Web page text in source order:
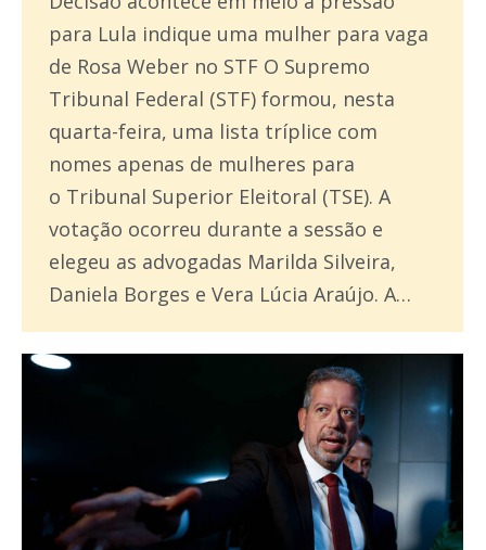
para Lula indique uma mulher para vaga
de Rosa Weber no STF O Supremo
Tribunal Federal (STF) formou, nesta
quarta-feira, uma lista tríplice com
nomes apenas de mulheres para
o Tribunal Superior Eleitoral (TSE). A
votação ocorreu durante a sessão e
elegeu as advogadas Marilda Silveira,
Daniela Borges e Vera Lúcia Araújo. A…